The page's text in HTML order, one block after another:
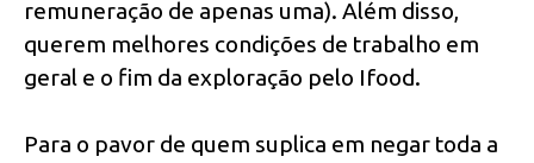
remuneração de apenas uma). Além disso,
querem melhores condições de trabalho em
geral e o fim da exploração pelo Ifood.
Para o pavor de quem suplica em negar toda a